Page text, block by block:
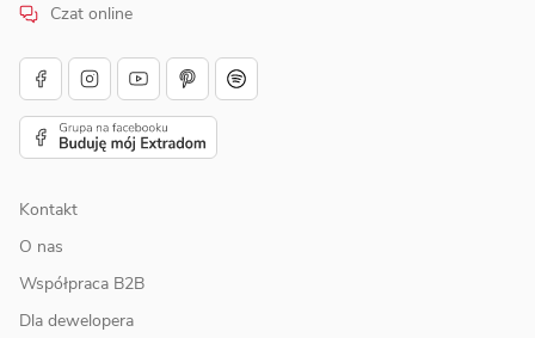
Czat online
Kontakt
O nas
Współpraca B2B
Dla dewelopera